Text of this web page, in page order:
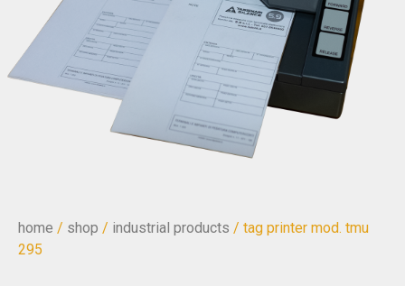
home / shop / industrial products / tag printer mod. tmu
295